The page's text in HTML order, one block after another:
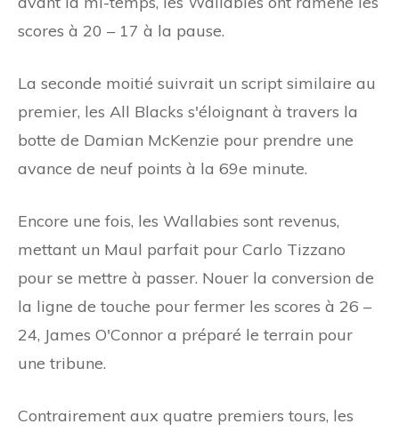
scores à 20 – 17 à la pause.
La seconde moitié suivrait un script similaire au
premier, les All Blacks s'éloignant à travers la
botte de Damian McKenzie pour prendre une
avance de neuf points à la 69e minute.
Encore une fois, les Wallabies sont revenus,
mettant un Maul parfait pour Carlo Tizzano
pour se mettre à passer. Nouer la conversion de
la ligne de touche pour fermer les scores à 26 –
24, James O'Connor a préparé le terrain pour
une tribune.
Contrairement aux quatre premiers tours, les